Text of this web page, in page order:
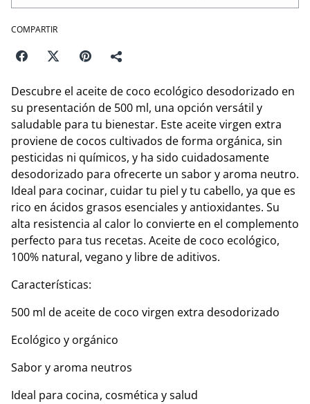
COMPARTIR
Descubre el aceite de coco ecológico desodorizado en
su presentación de 500 ml, una opción versátil y
saludable para tu bienestar. Este aceite virgen extra
proviene de cocos cultivados de forma orgánica, sin
pesticidas ni químicos, y ha sido cuidadosamente
desodorizado para ofrecerte un sabor y aroma neutro.
Ideal para cocinar, cuidar tu piel y tu cabello, ya que es
rico en ácidos grasos esenciales y antioxidantes. Su
alta resistencia al calor lo convierte en el complemento
perfecto para tus recetas. Aceite de coco ecológico,
100% natural, vegano y libre de aditivos.
Características:
500 ml de aceite de coco virgen extra desodorizado
Ecológico y orgánico
Sabor y aroma neutros
Ideal para cocina, cosmética y salud